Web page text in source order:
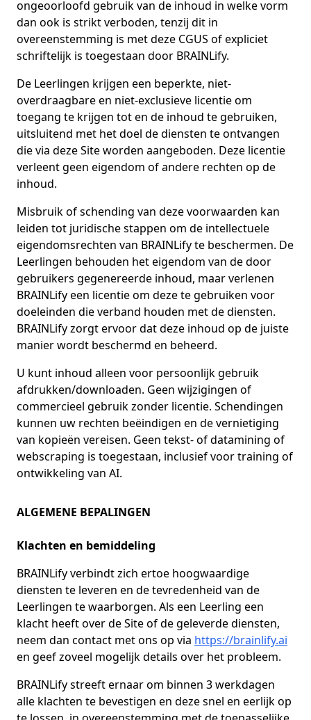
ongeoorloofd gebruik van de inhoud in welke vorm
dan ook is strikt verboden, tenzij dit in
overeenstemming is met deze CGUS of expliciet
schriftelijk is toegestaan door BRAINLify.
De Leerlingen krijgen een beperkte, niet-
overdraagbare en niet-exclusieve licentie om
toegang te krijgen tot en de inhoud te gebruiken,
uitsluitend met het doel de diensten te ontvangen
die via deze Site worden aangeboden. Deze licentie
verleent geen eigendom of andere rechten op de
inhoud.
Misbruik of schending van deze voorwaarden kan
leiden tot juridische stappen om de intellectuele
eigendomsrechten van BRAINLify te beschermen. De
Leerlingen behouden het eigendom van de door
gebruikers gegenereerde inhoud, maar verlenen
BRAINLify een licentie om deze te gebruiken voor
doeleinden die verband houden met de diensten.
BRAINLify zorgt ervoor dat deze inhoud op de juiste
manier wordt beschermd en beheerd.
U kunt inhoud alleen voor persoonlijk gebruik
afdrukken/downloaden. Geen wijzigingen of
commercieel gebruik zonder licentie. Schendingen
kunnen uw rechten beëindigen en de vernietiging
van kopieën vereisen. Geen tekst- of datamining of
webscraping is toegestaan, inclusief voor training of
ontwikkeling van AI.
ALGEMENE BEPALINGEN
Klachten en bemiddeling
BRAINLify verbindt zich ertoe hoogwaardige
diensten te leveren en de tevredenheid van de
Leerlingen te waarborgen. Als een Leerling een
klacht heeft over de Site of de geleverde diensten,
neem dan contact met ons op via https://brainlify.ai
en geef zoveel mogelijk details over het probleem.
BRAINLify streeft ernaar om binnen 3 werkdagen
alle klachten te bevestigen en deze snel en eerlijk op